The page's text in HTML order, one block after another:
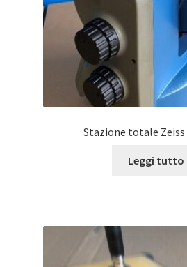
Stazione totale Zeiss
Leggi tutto